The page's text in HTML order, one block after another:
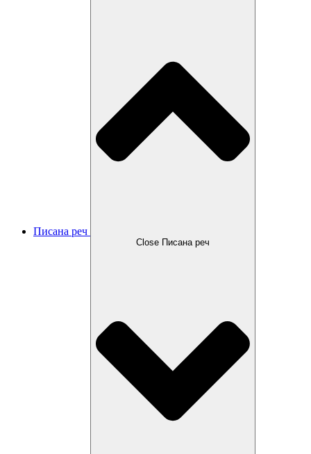
Писана реч
Close Писана реч